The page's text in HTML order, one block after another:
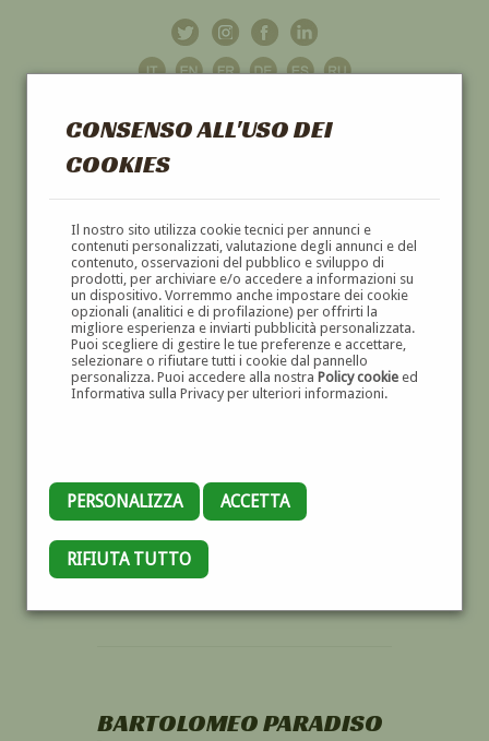
CONSENSO ALL'USO DEI
COOKIES
Il nostro sito utilizza cookie tecnici per annunci e
contenuti personalizzati, valutazione degli annunci e del
contenuto, osservazioni del pubblico e sviluppo di
prodotti, per archiviare e/o accedere a informazioni su
un dispositivo. Vorremmo anche impostare dei cookie
opzionali (analitici e di profilazione) per offrirti la
migliore esperienza e inviarti pubblicità personalizzata.
Puoi scegliere di gestire le tue preferenze e accettare,
selezionare o rifiutare tutti i cookie dal pannello
personalizza. Puoi accedere alla nostra Policy cookieed
Informativa sulla Privacy per ulteriori informazioni.
PERSONALIZZA ACCETTA
RIFIUTA TUTTO
GALLERIAD'ARTE
DIPINTI E SCULTURE '800 E '900
BARTOLOMEO PARADISO